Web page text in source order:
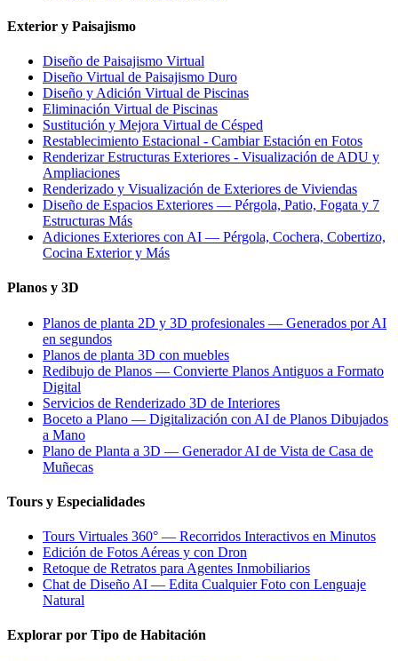
Exterior y Paisajismo
Diseño de Paisajismo Virtual
Diseño Virtual de Paisajismo Duro
Diseño y Adición Virtual de Piscinas
Eliminación Virtual de Piscinas
Sustitución y Mejora Virtual de Césped
Restablecimiento Estacional - Cambiar Estación en Fotos
Renderizar Estructuras Exteriores - Visualización de ADU y
Ampliaciones
Renderizado y Visualización de Exteriores de Viviendas
Diseño de Espacios Exteriores — Pérgola, Patio, Fogata y 7
Estructuras Más
Adiciones Exteriores con AI — Pérgola, Cochera, Cobertizo,
Cocina Exterior y Más
Planos y 3D
Planos de planta 2D y 3D profesionales — Generados por AI
en segundos
Planos de planta 3D con muebles
Redibujo de Planos — Convierte Planos Antiguos a Formato
Digital
Servicios de Renderizado 3D de Interiores
Boceto a Plano — Digitalización con AI de Planos Dibujados
a Mano
Plano de Planta a 3D — Generador AI de Vista de Casa de
Muñecas
Tours y Especialidades
Tours Virtuales 360° — Recorridos Interactivos en Minutos
Edición de Fotos Aéreas y con Dron
Retoque de Retratos para Agentes Inmobiliarios
Chat de Diseño AI — Edita Cualquier Foto con Lenguaje
Natural
Explorar por Tipo de Habitación